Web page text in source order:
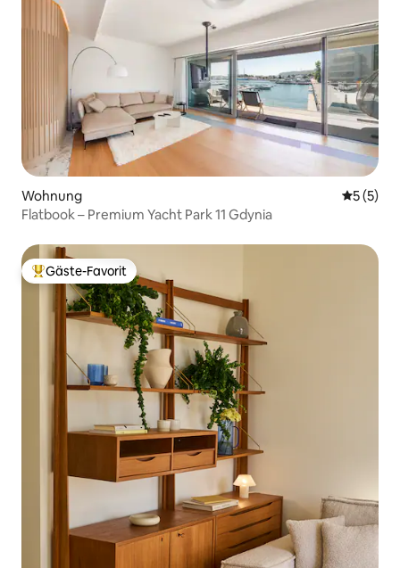
Wohnung
5 (5)
Flatbook – Premium Yacht Park 11 Gdynia
Beliebter Gäste-Favorit.
Gäste-Favorit